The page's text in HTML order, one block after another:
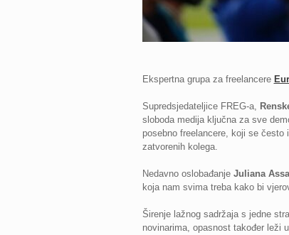
Ekspertna grupa za freelancere
Supredsjedateljice FREG-a,
sloboda medija ključna za sve
posebno freelancere, koji se
zatvorenih kolega.
Nedavno oslobađanje Juliana
koja nam svima treba kako bi
Širenje lažnog sadržaja s jedne
novinarima, opasnost također leži